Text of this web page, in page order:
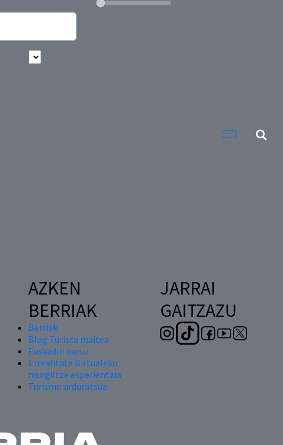
AZKEN
BERRIAK
Berriak
Blog Turista maitea
Euskadiri buruz
Errealitate Birtualeko
murgiltze esperientzia
Turismo arduratsua
JARRAI
GAITZAZU